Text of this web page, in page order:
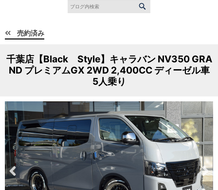
売約済み
千葉店【Black Style】キャラバン NV350 GRA
ND プレミアムGX 2WD 2,400CC ディーゼル車
5人乗り